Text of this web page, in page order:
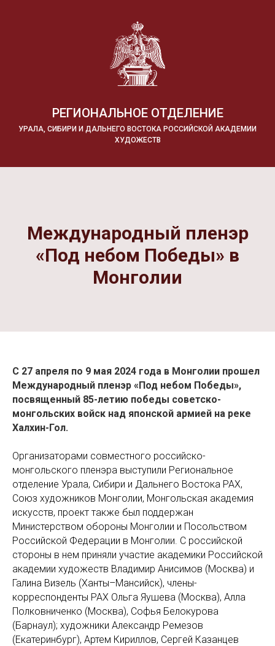
РЕГИОНАЛЬНОЕ ОТДЕЛЕНИЕ
УРАЛА, СИБИРИ И ДАЛЬНЕГО ВОСТОКА РОССИЙСКОЙ АКАДЕМИИ
ХУДОЖЕСТВ
Международный пленэр
«Под небом Победы» в
Монголии
С 27 апреля по 9 мая 2024 года в Монголии прошел
Международный пленэр «Под небом Победы»,
посвященный 85-летию победы советско-
монгольских войск над японской армией на реке
Халхин-Гол.
Организаторами совместного российско-
монгольского пленэра выступили Региональное
отделение Урала, Сибири и Дальнего Востока РАХ,
Союз художников Монголии, Монгольская академия
искусств, проект также был поддержан
Министерством обороны Монголии и Посольством
Российской Федерации в Монголии. С российской
стороны в нем приняли участие академики Российской
академии художеств Владимир Анисимов (Москва) и
Галина Визель (Ханты–Мансийск), члены-
корреспонденты РАХ Ольга Яушева (Москва), Алла
Полковниченко (Москва), Софья Белокурова
(Барнаул); художники Александр Ремезов
(Екатеринбург), Артем Кириллов, Сергей Казанцев